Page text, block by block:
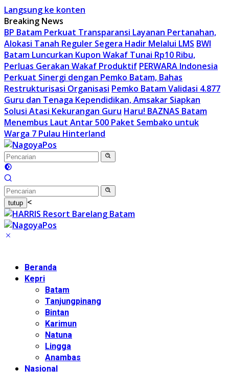
Langsung ke konten
Breaking News
BP Batam Perkuat Transparansi Layanan Pertanahan,
Alokasi Tanah Reguler Segera Hadir Melalui LMS BWI
Batam Luncurkan Kupon Wakaf Tunai Rp10 Ribu,
Perluas Gerakan Wakaf Produktif PERWARA Indonesia
Perkuat Sinergi dengan Pemko Batam, Bahas
Restrukturisasi Organisasi Pemko Batam Validasi 4.877
Guru dan Tenaga Kependidikan, Amsakar Siapkan
Solusi Atasi Kekurangan Guru Haru! BAZNAS Batam
Menembus Laut Antar 500 Paket Sembako untuk
Warga 7 Pulau Hinterland
tutup <
Beranda
Kepri
Batam
Tanjungpinang
Bintan
Karimun
Natuna
Lingga
Anambas
Nasional